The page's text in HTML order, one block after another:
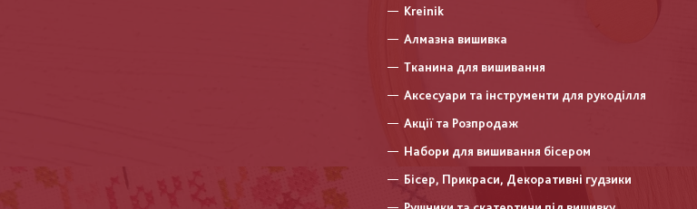
Kreinik
Алмазна вишивка
Тканина для вишивання
Аксесуари та інструменти для рукоділля
Акції та Розпродаж
Набори для вишивання бісером
Бісер, Прикраси, Декоративні гудзики